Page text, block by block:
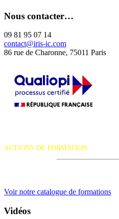
Nous contacter…
09 81 95 07 14
contact@iris-ic.com
86 rue de Charonne, 75011 Paris
ACTIONS DE FORMATION
Voir notre catalogue de formations
Vidéos